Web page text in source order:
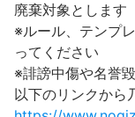
廃棄対象とします
※ルール、テンプ
ってください
※誹謗中傷や名誉
以下のリンクから